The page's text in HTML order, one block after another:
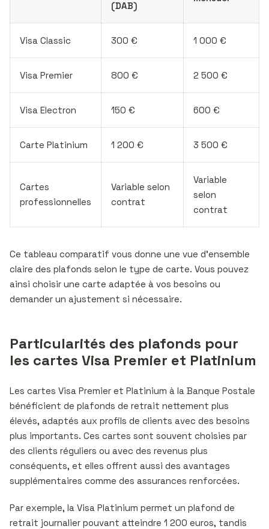
(DAB)
Visa Classic 300 € 1 000 €
Visa Premier 800 € 2 500 €
Visa Electron 150 € 600 €
Carte Platinium 1 200 € 3 500 €
Cartes
professionnelles
Variable selon
contrat
Variable
selon
contrat
Ce tableau comparatif vous donne une vue d’ensemble
claire des plafonds selon le type de carte. Vous pouvez
ainsi choisir une carte adaptée à vos besoins ou
demander un ajustement si nécessaire.
Particularités des plafonds pour
les cartes Visa Premier et Platinium
Les cartes Visa Premier et Platinium à la Banque Postale
bénéficient de plafonds de retrait nettement plus
élevés, adaptés aux profils de clients avec des besoins
plus importants. Ces cartes sont souvent choisies par
des clients réguliers ou avec des revenus plus
conséquents, et elles offrent aussi des avantages
supplémentaires comme des assurances renforcées.
Par exemple, la Visa Platinium permet un plafond de
retrait journalier pouvant atteindre 1 200 euros, tandis